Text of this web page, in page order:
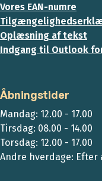
Vores EAN-numre
Oplæsning af tekst
Indgang til Outlook
Åbningstider
Mandag: 12.00 - 17.00
Tirsdag: 08.00 - 14.00
Torsdag: 12.00 - 17.00
Andre hverdage: Efter